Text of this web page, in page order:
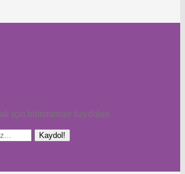
için bültenimize kaydolun
Kaydol!